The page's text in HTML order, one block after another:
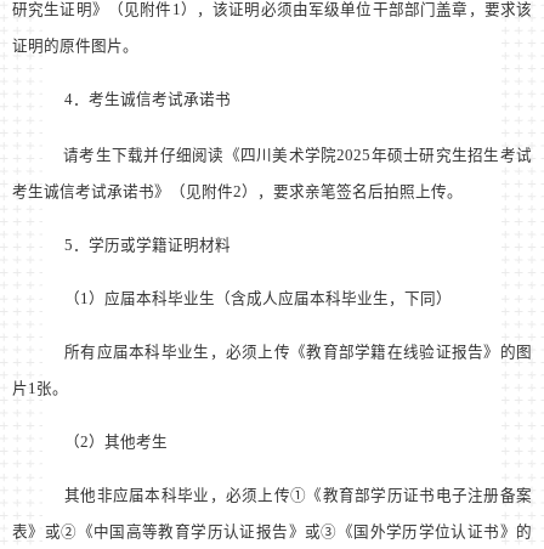
研究生证明》（见附件 1），该证明必须由军级单位干部部门盖章，要求该
证明的原件图片。
4． 考生诚信考试承诺书
请考生下载并仔细阅读《四川美术学院2025年硕士研究生招生考试
考生诚信考试承诺书》（见附件2），要求亲笔签名后拍照上传。
5 ．学历或学籍证明材料
（1）应届本科毕业生（含成人应届本科毕业生，下同）
所有应届本科毕业生，必须上传《教育部学籍在线验证报告》的图
片1张。
（2）其他考生
其他非应届本科毕业，必须上传①《教育部学历证书电子注册备案
表》或②《中国高等教育学历认证报告》或③《国外学历学位认证书》的